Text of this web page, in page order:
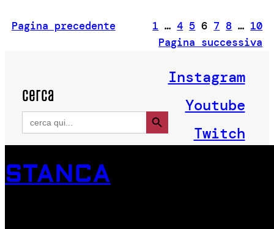
Pagina precedente 1 … 4 5 6 7 8 … 10
Pagina successiva
cerca
Search
for:
Search Button
Instagram
Youtube
Twitch
STANCA